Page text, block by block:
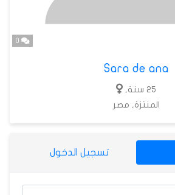
Sara de ana
25 سنة,
المنتزة, مصر
تسجيل الدخول